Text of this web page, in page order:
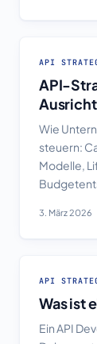
API
API-
Wie
steuern:
Modelle,
3. März 2026
API
Was ist
Ein API